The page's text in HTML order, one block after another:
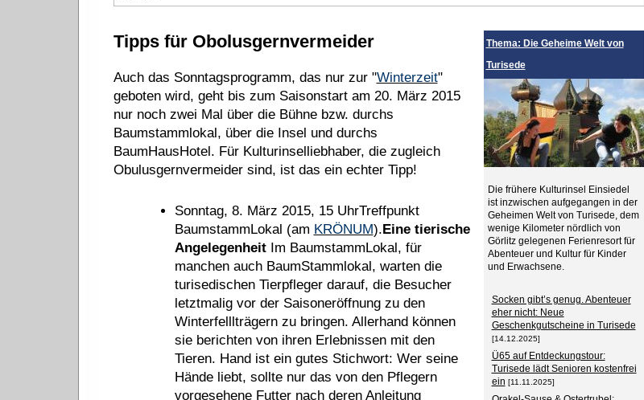
Tipps für Obolusgernvermeider
Thema: Die Geheime Welt von
Turisede
Die frühere Kulturinsel Einsiedel
ist inzwischen aufgegangen in der
Geheimen Welt von Turisede, dem
wenige Kilometer nördlich von
Görlitz gelegenen Ferienresort für
Abenteuer und Kultur für Kinder
und Erwachsene.
Socken gibt’s genug. Abenteuer
eher nicht: Neue
Geschenkgutscheine in Turisede
[14.12.2025]
Ü65 auf Entdeckungstour:
Turisede lädt Senioren kostenfrei
ein [11.11.2025]
Auch das Sonntagsprogramm, das nur zur "Winterzeit"
geboten wird, geht bis zum Saisonstart am 20. März 2015
nur noch zwei Mal über die Bühne bzw. durchs
Baumstammlokal, über die Insel und durchs
BaumHausHotel. Für Kulturinselliebhaber, die zugleich
Obulusgernvermeider sind, ist das ein echter Tipp!
Sonntag, 8. März 2015, 15 UhrTreffpunkt
BaumstammLokal (am KRÖNUM).Eine tierische
Angelegenheit Im BaumstammLokal, für
manchen auch BaumStammlokal, warten die
turisedischen Tierpfleger darauf, die Besucher
letztmalig vor der Saisoneröffnung zu den
Winterfelllträgern zu bringen. Allerhand können
sie berichten von ihren Erlebnissen mit den
Tieren. Hand ist ein gutes Stichwort: Wer seine
Hände liebt, sollte nur das von den Pflegern
vorgesehene Futter nach deren Anleitung